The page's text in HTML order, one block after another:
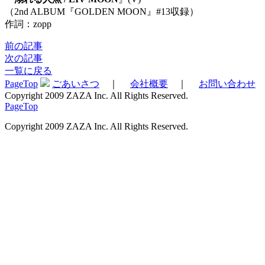
（2nd ALBUM『GOLDEN MOON』#13収録）
作詞：zopp
前の記事
次の記事
一覧に戻る
PageTop
ごあいさつ 会社概要 お問い合わせ
Copyright 2009 ZAZA Inc. All Rights Reserved.
PageTop
Copyright 2009 ZAZA Inc. All Rights Reserved.